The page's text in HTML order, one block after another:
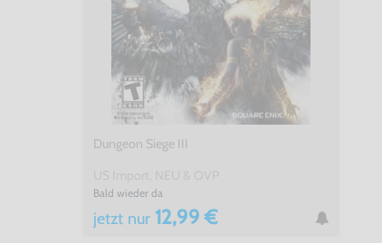
Dungeon Siege III
Bald wieder da
jetzt nur 12,99 €